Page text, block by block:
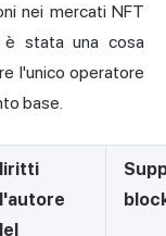
nei mercati NFT
è stata una cosa
l'unico operatore
base.